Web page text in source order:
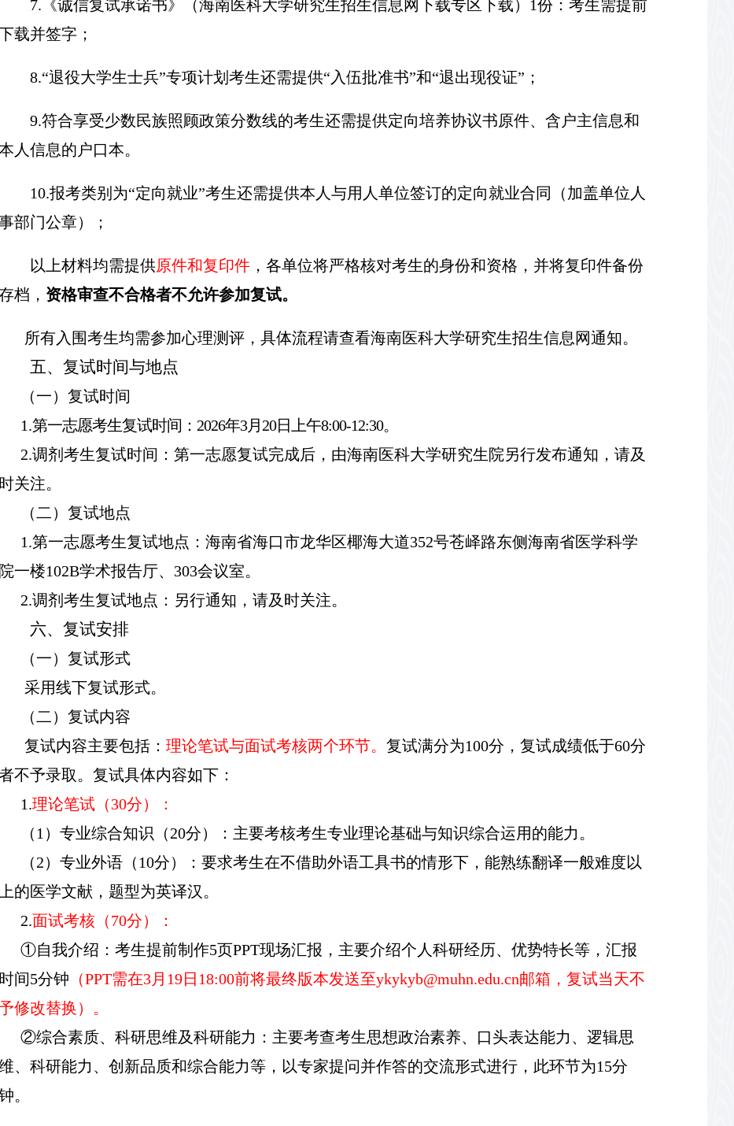
7. 《诚信复试承诺书》（海南医科大学研究生招生信息网下载专区下载） 1份：考生需提前
载并签字；
8.“退役大学生士兵”专项计划考生还需提供“入伍批准书”和“退出现役证”；
9.符合享受少数民族照顾政策分数线的考生还需提供定向培养协议书原件、含户主信息和
人信息的户口本。
10.报考类别为“定向就业”考生还需提供本人与用人单位签订的定向就业合同（加盖单位人
部门公章）；
以上材料均需提供原件和复印件， 各单位将严格核对考生的身份和资格，并将复印件备份
档， 资格审查不合格者不允许参加复试。
所有入围考生均需参加心理测评，具体流程请查看海南医科大学研究生招生信息网通知。
五、复试时间与地点
（一）复试时间
1.第一志愿考生复试时间： 2026年3月20日 上午8:00-12:30。
2.调剂考生复试时间：第一志愿复试完成后，由海南医科大学研究生院另行发布通知 ， 请及
时关注。
（二）复试地点
1.第一志愿考生复试地点：海南省海口市龙华区椰海大道352号苍峄路东侧海南省医学科学
院一楼102B学术报告厅、 303会议室。
2.调剂考生复试地点：另行通知 ， 请及时关注。
六、复试安排
（一）复试形式
采用线下复试形式。
（二）复试内容
复试内容主要包括： 理论笔试与面试考核两个环节。 复试满分为100分，复试成绩低于60分
不予录取。复试具体内容如下：
1.理论笔试（30分）：
（1）专业综合知识（20分）： 主要考核考生专业理论基础与知识综合运用的能力。
（2）专业外语（10分）：要求考生在不借助外语工具书的情形下，能熟练翻译一般难度以
上的医学文献，题型为英译汉。
2.面试考核（70分）：
①自我介绍：考生提前制作5页PPT现场汇报， 主要介绍个人科研经历、优势特长等，汇报
时间5分钟 （PPT需在3月19日18:00前将最终版本发送至ykykyb@muhn.edu.cn邮箱 ，复试当天不
修改替换）。
②综合素质、科研思维及科研能力：主要考查考生思想政治素养、口头表达能力、逻辑思
、科研能力、创新品质和综合能力等，以专家提问并作答的交流形式进行， 此环节为15分
。